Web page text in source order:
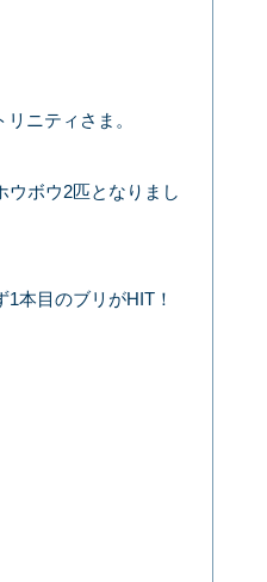
ニティさま。
ウボウ2匹となりまし
本目のブリがHIT！